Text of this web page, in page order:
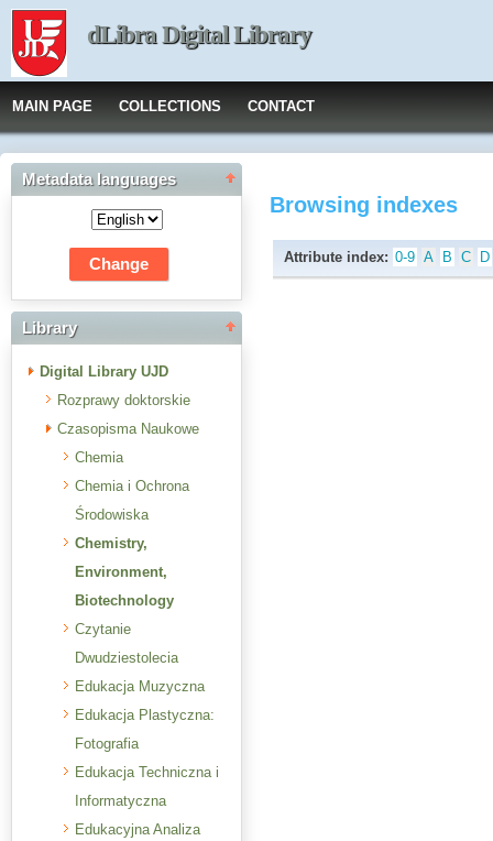
dLibra Digital Library
MAIN PAGE COLLECTIONS CONTACT
Metadata languages
Library
Digital Library UJD
Rozprawy doktorskie
Czasopisma Naukowe
Chemia
Chemia i Ochrona
Środowiska
Chemistry,
Environment,
Biotechnology
Czytanie
Dwudziestolecia
Edukacja Muzyczna
Edukacja Plastyczna:
Fotografia
Edukacja Techniczna i
Informatyczna
Edukacyjna Analiza
Browsing indexes
Attribute index: 0-9 A B C D